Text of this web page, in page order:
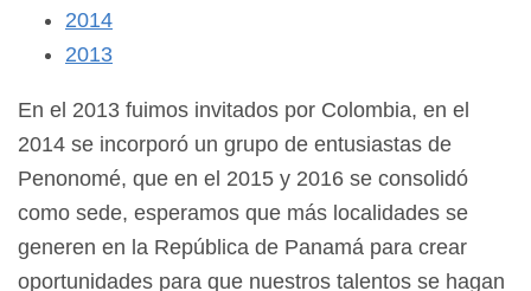
2014
2013
En el 2013 fuimos invitados por Colombia, en el
2014 se incorporó un grupo de entusiastas de
Penonomé, que en el 2015 y 2016 se consolidó
como sede, esperamos que más localidades se
generen en la República de Panamá para crear
oportunidades para que nuestros talentos se hagan